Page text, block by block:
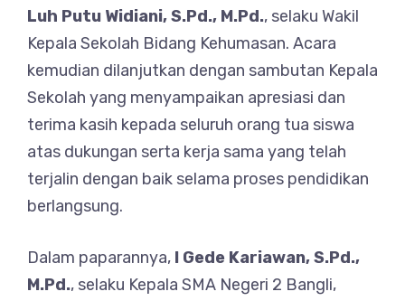
Luh Putu Widiani, S.Pd., M.Pd., selaku Wakil
Kepala Sekolah Bidang Kehumasan. Acara
kemudian dilanjutkan dengan sambutan Kepala
Sekolah yang menyampaikan apresiasi dan
terima kasih kepada seluruh orang tua siswa
atas dukungan serta kerja sama yang telah
terjalin dengan baik selama proses pendidikan
berlangsung.
Dalam paparannya, I Gede Kariawan, S.Pd.,
M.Pd., selaku Kepala SMA Negeri 2 Bangli,